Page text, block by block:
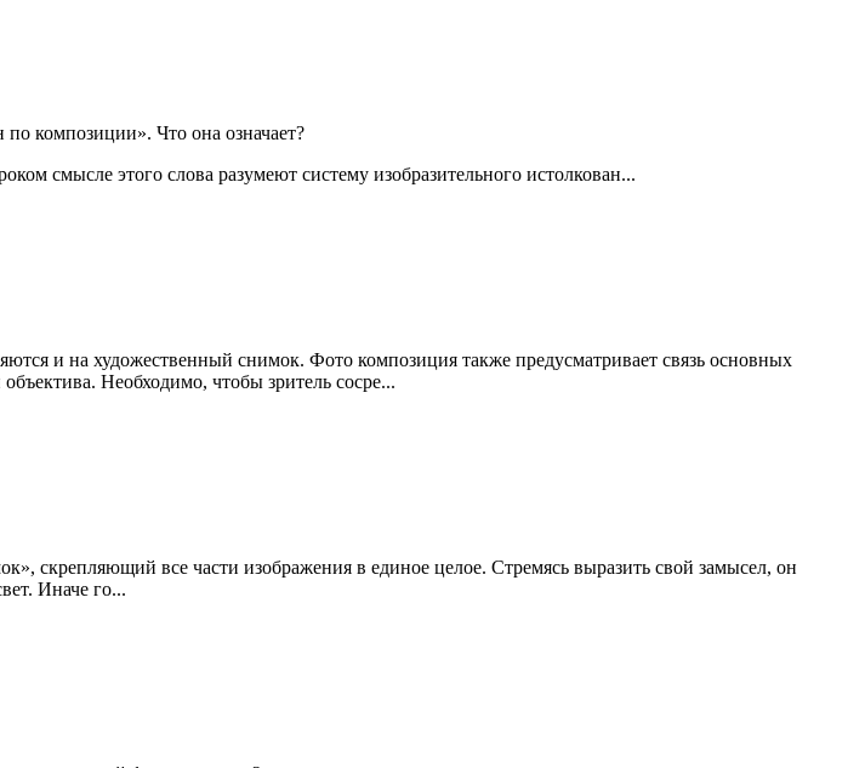
по композиции». Что она означает?
смысле этого слова разумеют систему изобразительного истолкован...
и на художественный снимок. Фото композиция также предусматривает связь основных
Необходимо, чтобы зритель сосре...
скрепляющий все части изображения в единое целое. Стремясь выразить свой замысел, он
Иначе го...